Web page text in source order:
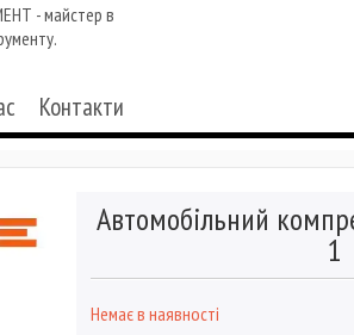
- майстер в
Контакти
Автомобільний
1
Немає в наявності